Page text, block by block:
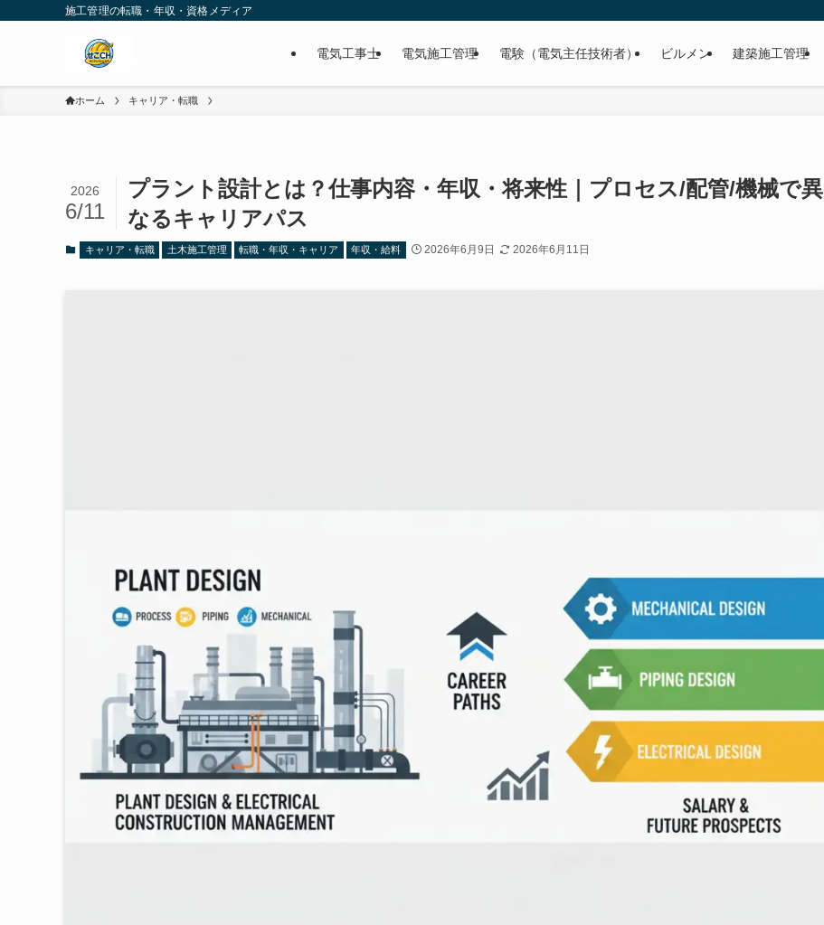
施工管理の転職・年収・資格メディア
電気工事士 電気施工管理 電験（電気主任技術者） ビルメン 建築施工管理
ホーム キャリア・転職
プラント設計とは？仕事内容・年収・将来性｜プロセス/配管/機械で異
なるキャリアパス
2026
6/11
キャリア・転職 土木施工管理 転職・年収・キャリア 年収・給料 2026年6月9日 2026年6月11日